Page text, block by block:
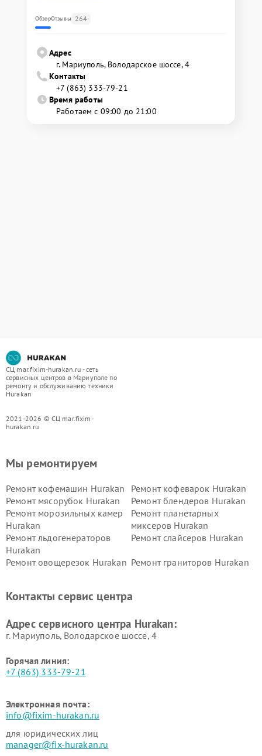
ОбзорОтзывы 264
Адрес
г. Мариуполь, Володарское шоссе, 4
Контакты
+7 (863) 333-79-21
Время работы
Работаем с 09:00 до 21:00
СЦ mar.fixim-hurakan.ru - сеть
сервисных центров в Мариуполе по
ремонту и обслуживанию техники
Hurakan
2021-2026 © СЦ mar.fixim-
hurakan.ru
Мы ремонтируем
Ремонт кофемашин Hurakan
Ремонт кофеварок Hurakan
Ремонт мясорубок Hurakan
Ремонт блендеров Hurakan
Ремонт морозильных камер
Hurakan
Ремонт планетарных
миксеров Hurakan
Ремонт льдогенераторов
Hurakan
Ремонт слайсеров Hurakan
Ремонт овощерезок Hurakan Ремонт граниторов Hurakan
Hurakan
Контакты сервис центра
Адрес сервисного центра Hurakan:
г. Мариуполь, Володарское шоссе, 4
Горячая линия:
+7 (863) 333-79-21
Электронная почта:
info@fixim-hurakan.ru
для юридических лиц
manager@fix-hurakan.ru